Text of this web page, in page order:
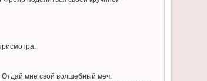
Отдай мне свой волшебный меч.